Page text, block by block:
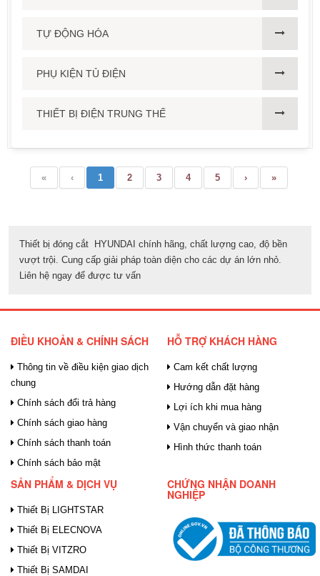
TỰ ĐỘNG HÓA
PHỤ KIỆN TỦ ĐIỆN
THIẾT BỊ ĐIỆN TRUNG THẾ
« ‹ 1 2 3 4 5 › »
Thiết bị đóng cắt HYUNDAI chính hãng, chất lượng cao, độ bền
vượt trội. Cung cấp giải pháp toàn diện cho các dự án lớn nhỏ.
Liên hệ ngay để được tư vấn
ĐIỀU KHOẢN & CHÍNH SÁCH
Thông tin về điều kiện giao dịch
chung
Chính sách đổi trả hàng
Chính sách giao hàng
Chính sách thanh toán
Chính sách bảo mật
HỖ TRỢ KHÁCH HÀNG
Cam kết chất lượng
Hướng dẫn đặt hàng
Lợi ích khi mua hàng
Vận chuyển và giao nhận
Hình thức thanh toán
SẢN PHẨM & DỊCH VỤ
Thiết Bị LIGHTSTAR
Thiết Bị ELECNOVA
Thiết Bị VITZRO
Thiết Bị SAMDAI
CHỨNG NHẬN DOANH
NGHIỆP